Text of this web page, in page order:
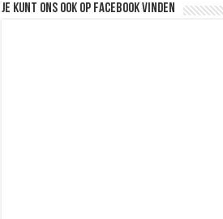
Je kunt ons ook op facebook vinden